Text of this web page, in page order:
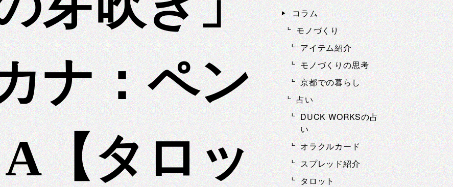
ナ：ペン
【タロッ
コラム
モノづくり
アイテム紹介
モノづくりの思考
京都での暮らし
占い
DUCK WORKSの占
い
オラクルカード
スプレッド紹介
タロット